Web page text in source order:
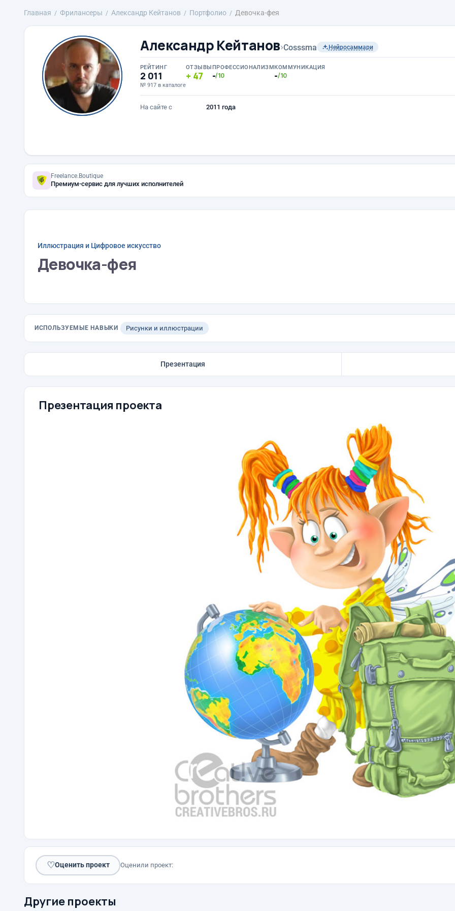
Главная Фрилансеры Александр Кейтанов Портфолио Девочка-фея
Александр Кейтанов›Cosssma Нейросаммари
РЕЙТИНГ
2 011
№ 917 в каталоге
ОТЗЫВЫ
47
ПРОФЕССИОНАЛИЗМ
-/10
КОММУНИКАЦИЯ
-/10
На сайте с 2011 года
Freelance.Boutique
Премиум-сервис для лучших исполнителей
Иллюстрация и Цифровое искусство
Девочка-фея
ИСПОЛЬЗУЕМЫЕ НАВЫКИ Рисунки и иллюстрации
Презентация
Презентация проекта
♡Оценить проект Оценили проект:
Другие проекты